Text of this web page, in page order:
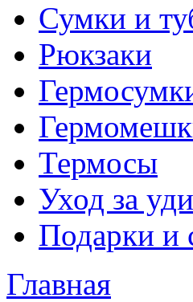
Сумки и
Рюкзаки
Термосы
Уход за
Подарки и
Главная